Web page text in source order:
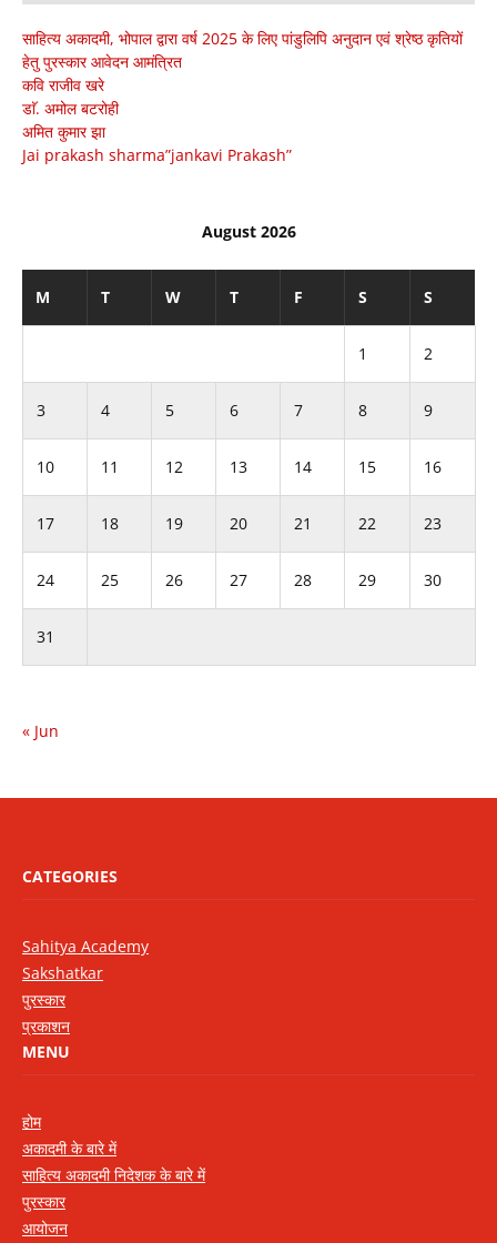
साहित्य अकादमी, भोपाल द्वारा वर्ष 2025 के लिए पांडुलिपि अनुदान एवं श्रेष्ठ कृतियों
हेतु पुरस्कार आवेदन आमंत्रित
कवि राजीव खरे
डाॅ. अमोल बटरोही
अमित कुमार झा
Jai prakash sharma”jankavi Prakash”
August 2026
M T W T F S S
1 2
3 4 5 6 7 8 9
10 11 12 13 14 15 16
17 18 19 20 21 22 23
24 25 26 27 28 29 30
31
« Jun
CATEGORIES
Sahitya Academy
Sakshatkar
पुरस्कार
प्रकाशन
MENU
होम
अकादमी के बारे में
साहित्य अकादमी निदेशक के बारे में
पुरस्कार
आयोजन